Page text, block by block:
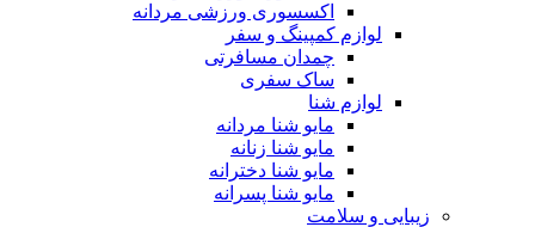
اکسسوری ورزشی مردانه
لوازم کمپینگ و سفر
چمدان مسافرتی
ساک سفری
لوازم شنا
مایو شنا مردانه
مایو شنا زنانه
مایو شنا دخترانه
مایو شنا پسرانه
زیبایی و سلامت